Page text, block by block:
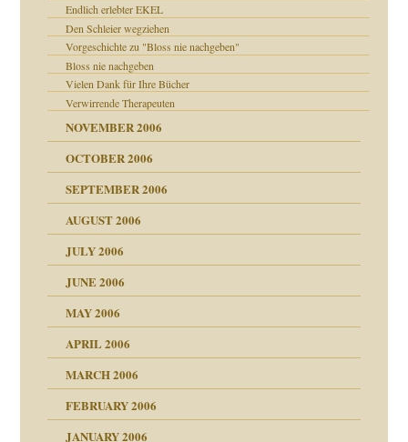
Endlich erlebter EKEL
Den Schleier wegziehen
Vorgeschichte zu "Bloss nie nachgeben"
Bloss nie nachgeben
Vielen Dank für Ihre Bücher
Verwirrende Therapeuten
NOVEMBER 2006
OCTOBER 2006
SEPTEMBER 2006
AUGUST 2006
JULY 2006
JUNE 2006
MAY 2006
APRIL 2006
MARCH 2006
FEBRUARY 2006
JANUARY 2006